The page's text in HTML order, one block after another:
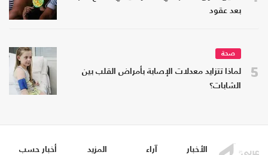
بعد عقود
5
صحة
لماذا تتزايد معدلات الإصابة بأمراض القلب بين
الشابات؟
الأخبار آراء المزيد
أخبار حسب